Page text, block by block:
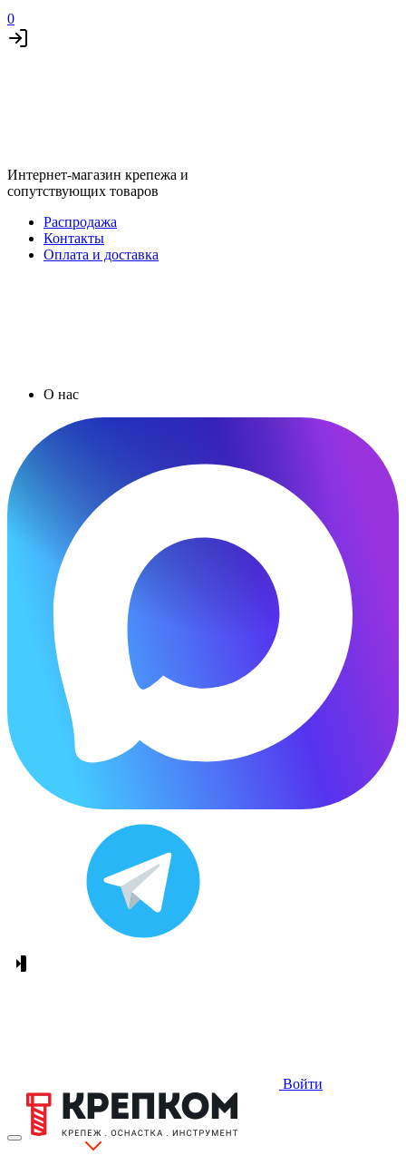
0
Интернет-магазин крепежа и
сопутствующих товаров
Распродажа
Контакты
Оплата и доставка
О нас
Войти